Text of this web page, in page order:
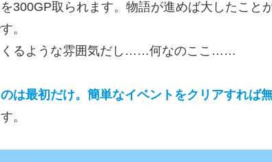
300GP取られます。物語が進めば大したこと
。
くるような雰囲気だし……何なのここ……
は最初だけ。簡単なイベントをクリアすれば無
。